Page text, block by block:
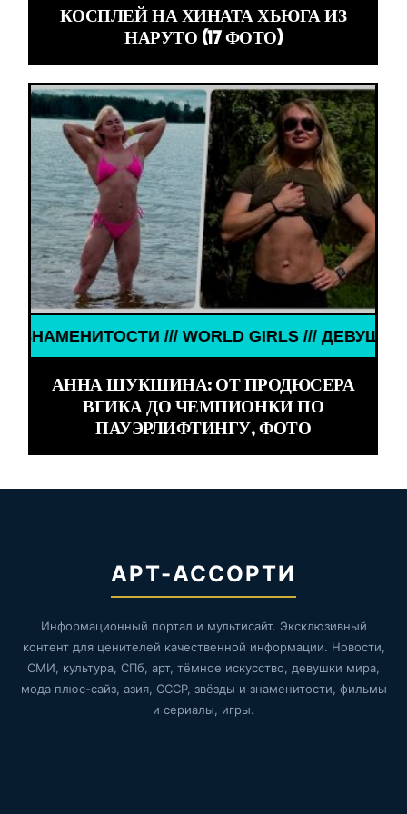
КОСПЛЕЙ НА ХИНАТА ХЬЮГА ИЗ
НАРУТО (17 ФОТО)
GIRLS /// ДЕВУШКИ ЗНАМЕНИТОСТИ ///
АННА ШУКШИНА: ОТ ПРОДЮСЕРА
ВГИКА ДО ЧЕМПИОНКИ ПО
ПАУЭРЛИФТИНГУ, ФОТО
АРТ-АССОРТИ
Информационный портал и мультисайт. Эксклюзивный
контент для ценителей качественной информации. Новости,
СМИ, культура, СПб, арт, тёмное искусство, девушки мира,
мода плюс-сайз, азия, СССР, звёзды и знаменитости, фильмы
и сериалы, игры.